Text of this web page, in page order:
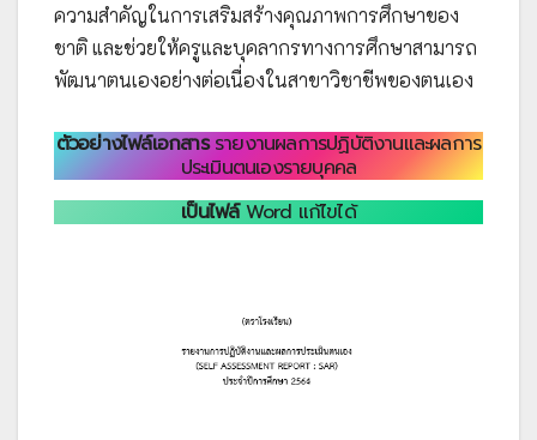
ความสำคัญในการเสริมสร้างคุณภาพการศึกษาของ
ชาติ และช่วยให้ครูและบุคลากรทางการศึกษาสามารถ
พัฒนาตนเองอย่างต่อเนื่องในสาขาวิชาชีพของตนเอง
ตัวอย่างไฟล์เอกสารรายงานผลการปฏิบัติงานและผลการ
ประเมินตนเองรายบุคคล
เป็นไฟล์Word แก้ไขได้